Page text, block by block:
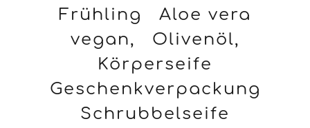
Frühling
Aloe vera
vegan,
Olivenöl,
Körperseife
Geschenkverpackung
Schrubbelseife